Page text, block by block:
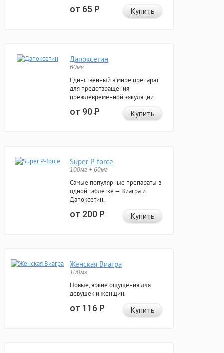
от 65Р Купить
Дапоксетин
60мг
Единственный в мире препарат
для предотвращения
преждевременной эякуляции.
от 90Р Купить
Super P-force
100мг + 60мг
Самые популярные препараты в
одной таблетке — Виагра и
Дапоксетин.
от 200Р Купить
Женская Виагра
100мг
Новые, яркие ощущения для
девушек и женщин.
от 116Р Купить